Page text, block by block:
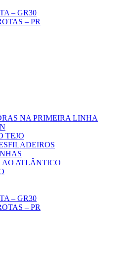
– GR30
– PR
NA PRIMEIRA LINHA
TEJO
AO ATLÂNTICO
– GR30
– PR